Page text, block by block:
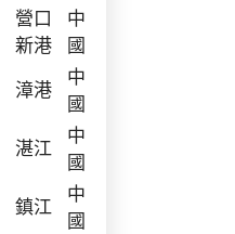
營口
新港
中
國
漳港
中
國
湛江
中
國
鎮江
中
國